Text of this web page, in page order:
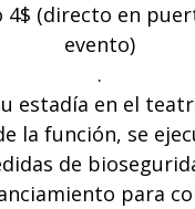
4$ (directo en
evento)
.
estadía en el
la función, se
de
para